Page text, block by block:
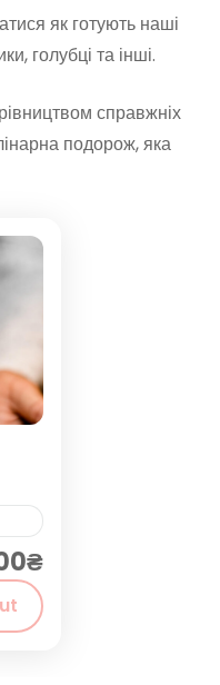
як готують наші
голубці та інші.
справжніх
подорож, яка